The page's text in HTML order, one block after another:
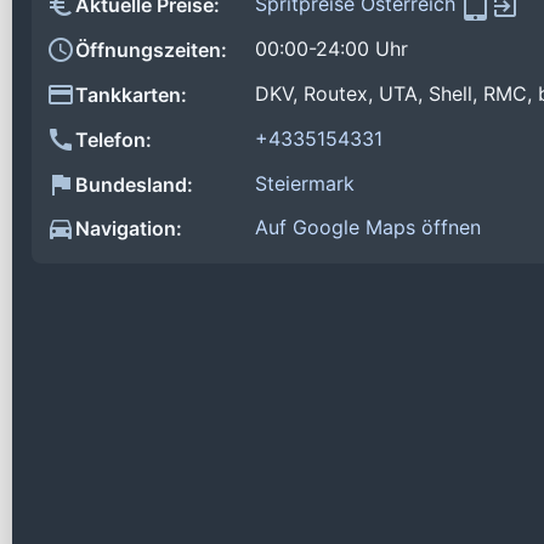
Aktuelle Preise:
Öffnungszeiten:
00:00-24:00 Uhr
Tankkarten:
DKV, Routex, UTA, Shell,
Telefon:
+4335154331
Bundesland:
Steiermark
Navigation:
Auf Google Maps öffnen